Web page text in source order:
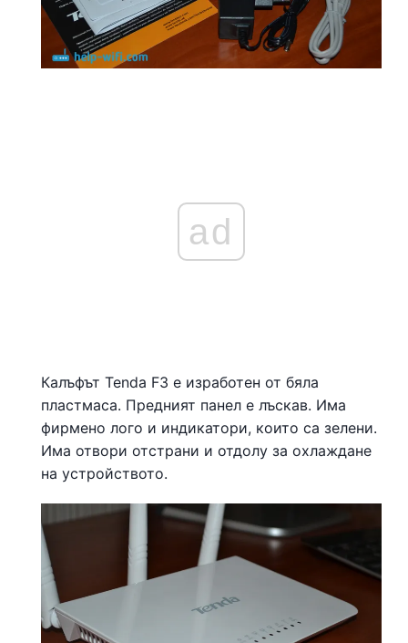
ad
Калъфът Tenda F3 е изработен от бяла
пластмаса. Предният панел е лъскав. Има
фирмено лого и индикатори, които са зелени.
Има отвори отстрани и отдолу за охлаждане
на устройството.